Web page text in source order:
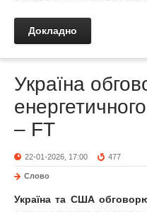
Докладно
Україна
– FT
22-01-2026, 17:00 477
Слово
Україна та США